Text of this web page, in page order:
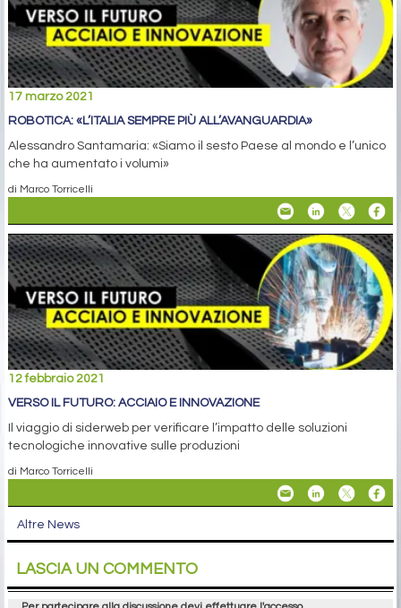
17 marzo 2021
ROBOTICA: «L’ITALIA SEMPRE PIÙ ALL’AVANGUARDIA»
Alessandro Santamaria: «Siamo il sesto Paese al mondo e l’unico
che ha aumentato i volumi»
di Marco Torricelli
12 febbraio 2021
VERSO IL FUTURO: ACCIAIO E INNOVAZIONE
Il viaggio di siderweb per verificare l’impatto delle soluzioni
tecnologiche innovative sulle produzioni
di Marco Torricelli
Altre News
LASCIA UN COMMENTO